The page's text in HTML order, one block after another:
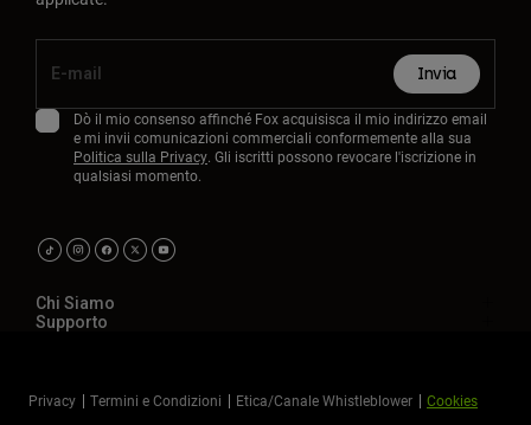
Invia
Dò il mio consenso affinché Fox acquisisca il mio indirizzo email
e mi invii comunicazioni commerciali conformemente alla sua
Politica sulla Privacy. Gli iscritti possono revocare l'iscrizione in
qualsiasi momento.
Chi Siamo
Supporto
Privacy Termini e Condizioni Etica/Canale Whistleblower Cookies